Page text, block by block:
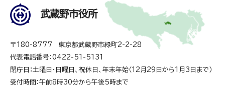
武蔵野市役所
〒180-8777 東京都武蔵野市緑町2-2-28
代表電話番号：0422-51-5131
閉庁日：土曜日・日曜日、祝休日、年末年始（12月29日から1月3日まで）
受付時間：午前8時30分から午後5時まで